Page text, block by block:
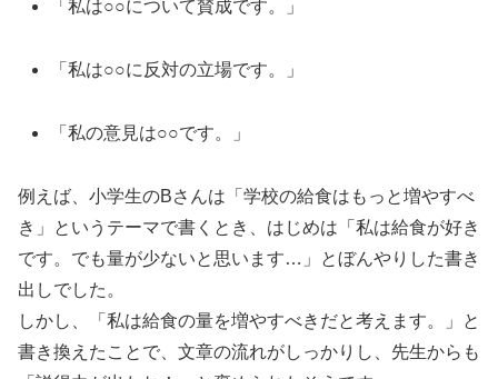
「私は○○について賛成です。」
「私は○○に反対の立場です。」
「私の意見は○○です。」
例えば、小学生のBさんは「学校の給食はもっと増やすべ
き」というテーマで書くとき、はじめは「私は給食が好き
です。でも量が少ないと思います…」とぼんやりした書き
出しでした。
しかし、「私は給食の量を増やすべきだと考えます。」と
書き換えたことで、文章の流れがしっかりし、先生からも